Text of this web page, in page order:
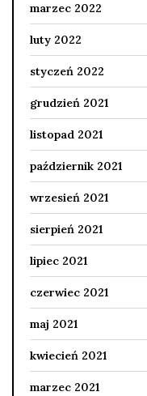
marzec 2022
luty 2022
styczeń 2022
grudzień 2021
listopad 2021
październik 2021
wrzesień 2021
sierpień 2021
lipiec 2021
czerwiec 2021
maj 2021
kwiecień 2021
marzec 2021